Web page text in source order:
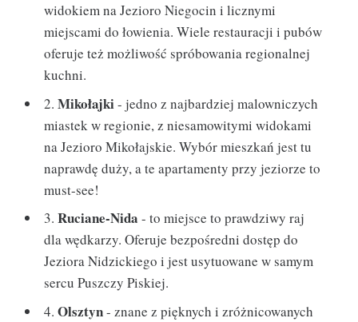
widokiem na Jezioro Niegocin i licznymi
miejscami do łowienia. Wiele restauracji i pubów
oferuje też możliwość spróbowania regionalnej
kuchni.
2.Mikołajki- jedno z najbardziej malowniczych
miastek w regionie, z niesamowitymi widokami
na Jezioro Mikołajskie. Wybór mieszkań jest tu
naprawdę duży, a te apartamenty przy jeziorze to
must-see!
3.Ruciane-Nida - to miejsce to prawdziwy raj
dla wędkarzy. Oferuje bezpośredni dostęp do
Jeziora Nidzickiego i jest usytuowane w samym
sercu Puszczy Piskiej.
4.Olsztyn- znane z pięknych i zróżnicowanych